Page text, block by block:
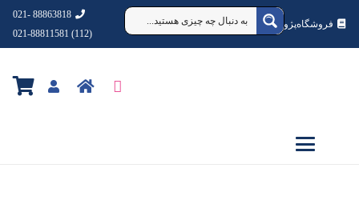
فروشگاه‌پژوهشکده‌شهردانش
88863818 -021
(112) 021-88811581